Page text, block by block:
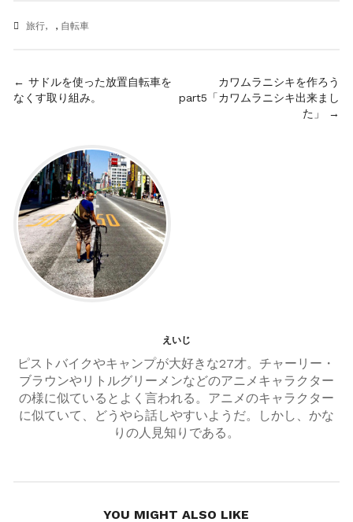
旅行 , 自転車
投
稿
ゲ
ー
シ
ョ
← サドルを使った放置自転車を
なくす取り組み。
カワムラニシキを作ろう
part5「カワムラニシキ出来まし
た」 →
えいじ
ピストバイクやキャンプが大好きな27才。チャーリー・
ブラウンやリトルグリーメンなどのアニメキャラクター
の様に似ているとよく言われる。アニメのキャラクター
に似ていて、どうやら話しやすいようだ。しかし、かな
りの人見知りである。
YOU MIGHT ALSO LIKE